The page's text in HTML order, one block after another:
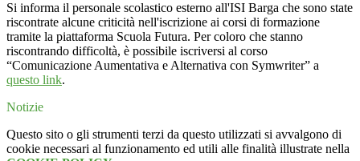
Si informa il personale scolastico esterno all'ISI Barga che sono state
riscontrate alcune criticità nell'iscrizione ai corsi di formazione
tramite la piattaforma Scuola Futura. Per coloro che stanno
riscontrando difficoltà, è possibile iscriversi al corso
“Comunicazione Aumentativa e Alternativa con Symwriter” a
questo link.
Notizie
Questo sito o gli strumenti terzi da questo utilizzati si avvalgono di
cookie necessari al funzionamento ed utili alle finalità illustrate nella